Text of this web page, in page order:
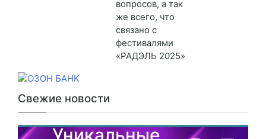
вопросов, а так
же всего, что
связано с
фестивалями
«РАДЭЛЬ 2025»
Свежие новости
От партнеров